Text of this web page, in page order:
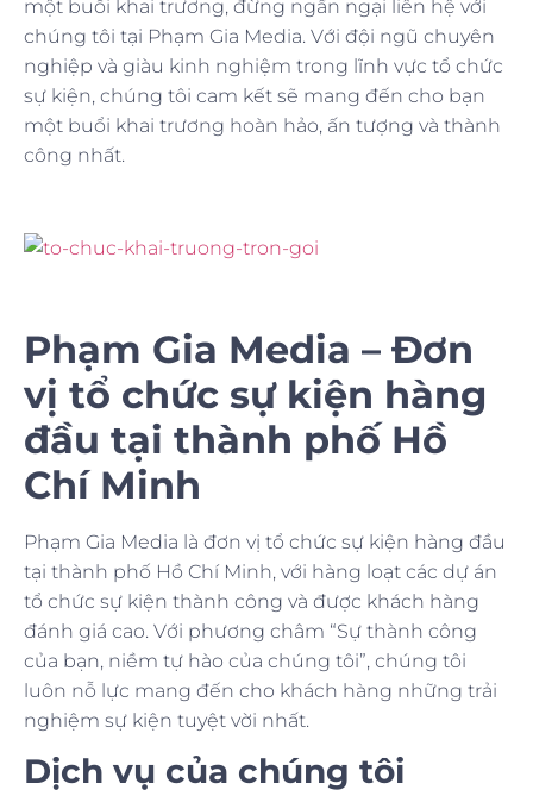
một buổi khai trương, đừng ngần ngại liên hệ với
chúng tôi tại Phạm Gia Media. Với đội ngũ chuyên
nghiệp và giàu kinh nghiệm trong lĩnh vực tổ chức
sự kiện, chúng tôi cam kết sẽ mang đến cho bạn
một buổi khai trương hoàn hảo, ấn tượng và thành
công nhất.
Phạm Gia Media – Đơn
vị tổ chức sự kiện hàng
đầu tại thành phố Hồ
Chí Minh
Phạm Gia Media là đơn vị tổ chức sự kiện hàng đầu
tại thành phố Hồ Chí Minh, với hàng loạt các dự án
tổ chức sự kiện thành công và được khách hàng
đánh giá cao. Với phương châm “Sự thành công
của bạn, niềm tự hào của chúng tôi”, chúng tôi
luôn nỗ lực mang đến cho khách hàng những trải
nghiệm sự kiện tuyệt vời nhất.
Dịch vụ của chúng tôi